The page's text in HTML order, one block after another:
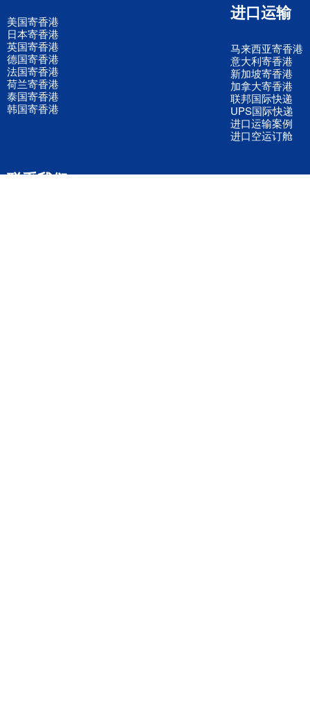
美国寄香港
日本寄香港
英国寄香港
德国寄香港
法国寄香港
荷兰寄香港
泰国寄香港
韩国寄香港
进口运输
马来西亚寄香港
意大利寄香港
新加坡寄香港
加拿大寄香港
联邦国际快递
UPS国际快递
进口运输案例
进口空运订舱
联系我们